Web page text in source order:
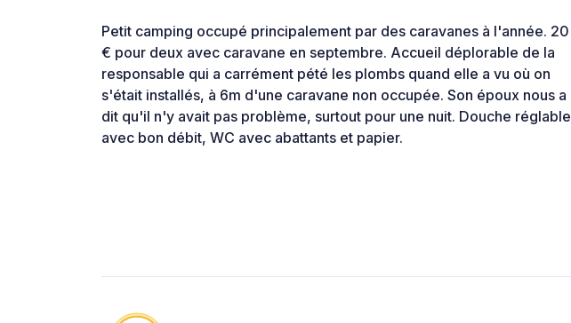
Petit camping occupé principalement par des caravanes à l'année. 20
€ pour deux avec caravane en septembre. Accueil déplorable de la
responsable qui a carrément pété les plombs quand elle a vu où on
s'était installés, à 6m d'une caravane non occupée. Son époux nous a
dit qu'il n'y avait pas problème, surtout pour une nuit. Douche réglable
avec bon débit, WC avec abattants et papier.